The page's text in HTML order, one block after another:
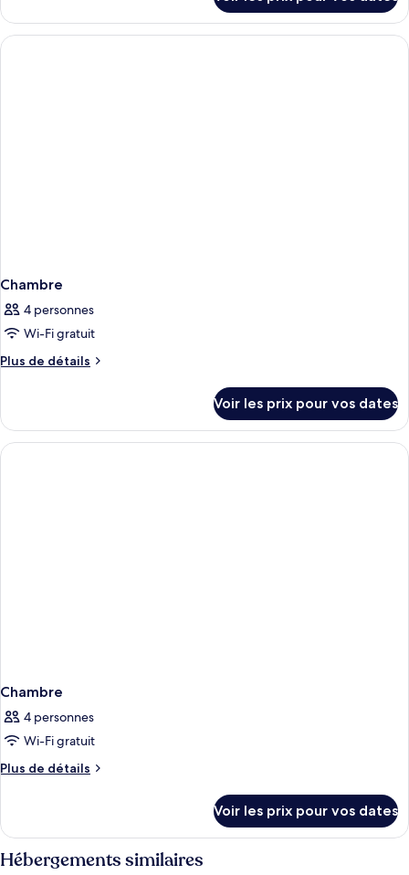
le
type
de
Chambre
4 personnes
Wi-Fi gratuit
Plus de détails
Plus
le
type
de
Voir les prix pour vos dates
Chambre
4 personnes
Wi-Fi gratuit
Plus de détails
Plus
le
type
de
Voir les prix pour vos dates
Hébergements similaires